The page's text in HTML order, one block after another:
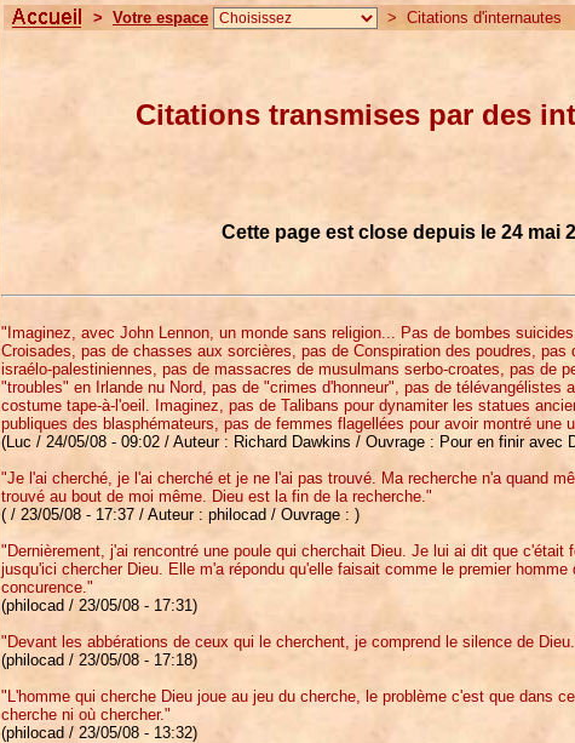
> Votre espace > Citations d'internautes
Citations transmises par des
Cette page est close depuis le 24 mai
"Imaginez, avec John Lennon, un monde sans religion... Pas de bombes
Croisades, pas de chasses aux sorcières, pas de Conspiration des poudres, pas
israélo-palestiniennes, pas de massacres de musulmans serbo-croates, pas de
"troubles" en Irlande nu Nord, pas de "crimes d'honneur", pas de télévangélistes
costume tape-à-l'oeil. Imaginez, pas de Talibans pour dynamiter les statues
publiques des blasphémateurs, pas de femmes flagellées pour avoir montré une
(Luc / 24/05/08 - 09:02 / Auteur : Richard Dawkins / Ouvrage : Pour en finir avec
"Je l'ai cherché, je l'ai cherché et je ne l'ai pas trouvé. Ma recherche n'a quand
trouvé au bout de moi même. Dieu est la fin de la recherche."
( / 23/05/08 - 17:37 / Auteur : philocad / Ouvrage : )
"Dernièrement, j'ai rencontré une poule qui cherchait Dieu. Je lui ai dit que c'était
jusqu'ici chercher Dieu. Elle m'a répondu qu'elle faisait comme le premier
concurence."
(philocad / 23/05/08 - 17:31)
"Devant les abbérations de ceux qui le cherchent, je comprend le silence de
(philocad / 23/05/08 - 17:18)
"L'homme qui cherche Dieu joue au jeu du cherche, le problème c'est que dans
cherche ni où chercher."
(philocad / 23/05/08 - 13:32)